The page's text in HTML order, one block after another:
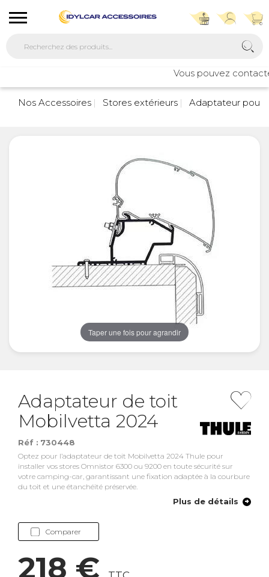
Vous pouvez
Nos Accessoires
Stores extérieurs Adaptateur pour
Taper une fois pour agrandir
Adaptateur de toit
Mobilvetta 2024
Réf : 730448
Optez pour l’adaptateur de toit Mobilvetta 2024 Thule pour
installer vos stores Omnistor 6300 ou 9200 en toute sécurité sur
votre camping-car, garantissant une fixation adaptée à la courbure
du toit et une étanchéité préservée.
Plus de détails
Comparer
218 €